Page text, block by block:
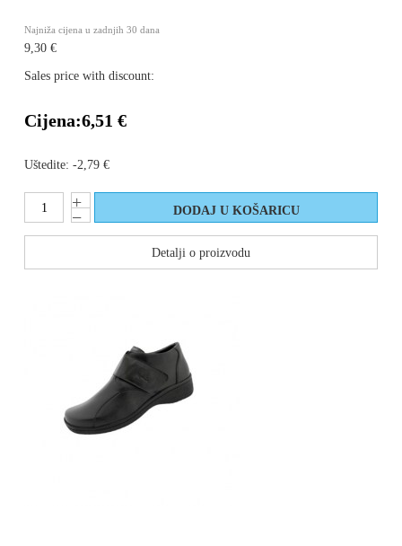
Najniža cijena u zadnjih 30 dana
9,30 €
Sales price with discount:
Cijena:6,51 €
Uštedite: -2,79 €
Detalji o proizvodu